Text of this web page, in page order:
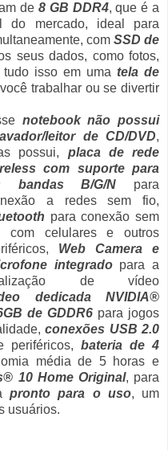
de 8 GB DDR4, que é a
do mercado, ideal para
com SSD de
seus dados, como fotos,
isso em uma tela de
trabalhar ou se divertir
notebook não possui
leitor de CD/DVD,
possui, placa de rede
com suporte para
bandas B/G/N para
a redes sem fio,
para conexão sem
com celulares e outros
Web Camera e
integradopara a
de vídeo
dedicada NVIDIA®
de GDDR6 para jogos
conexões USB 2.0
periféricos, bateria de 4
média de 5 horas e
10 Home Original, para
pronto para o uso, um
usuários.